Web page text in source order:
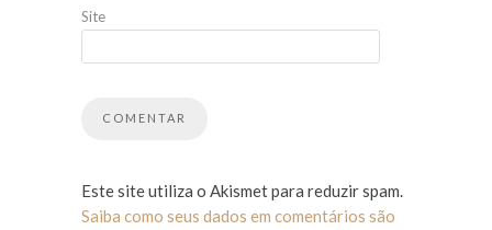
Site
Este site utiliza o Akismet para reduzir spam.
Saiba como seus dados em comentários são